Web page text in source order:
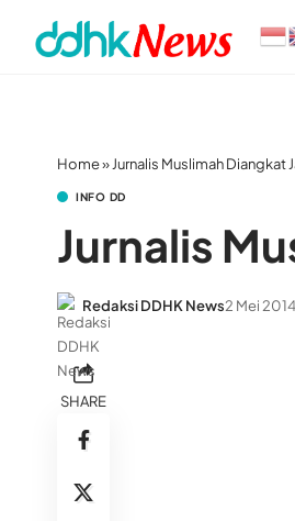
Home»Jurnalis Muslimah Diangkat
INFO DD
Jurnalis
Redaksi DDHK News2 Mei 2014
SHARE